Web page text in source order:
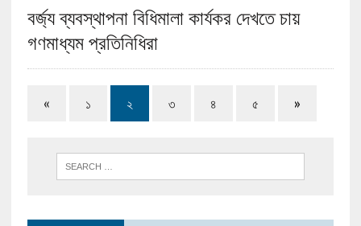
বর্জ্য ব্যবস্থাপনা বিধিমালা কার্যকর দেখতে চায়
গণমাধ্যম প্রতিনিধিরা
« ১ ২ ৩ ৪ ৫ »